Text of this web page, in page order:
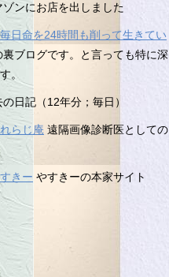
ゾンにお店を出しました
日命を24時間も削って生きてい
ブログです。と言っても特に深
。
日記（12年分；毎日）
らじ庵 遠隔画像診断医としての
きー やすきーの本家サイト